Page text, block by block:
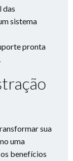
das
sistema
pronta
sua
uma
benefícios